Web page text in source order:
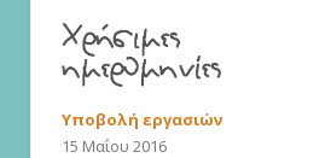
Υποβολή εργασιών
15 Μαΐου 2016